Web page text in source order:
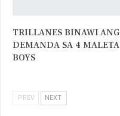
TRILLANES BINAWI ANG
DEMANDA SA 4 MALETA
BOYS
PREV NEXT